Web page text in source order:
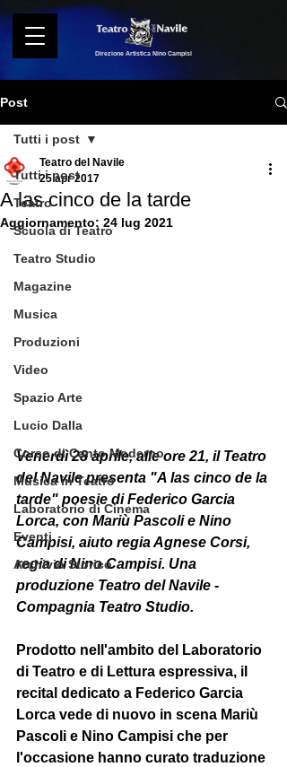
Direzione Artistica Nino Campisi
Post
Tutti i post
Teatro
Scuola di Teatro
Teatro Studio
Magazine
Musica
Produzioni
Video
Spazio Arte
Lucio Dalla
Corso di Canto Moderno
Musica in Teatro
Laboratorio di Cinema
Eventi
Archivio Storico
Tutti i post
A las cinco de la tarde
Teatro del Navile
25 apr 2017
Aggiornamento: 24 lug 2021
Venerdì 28 aprile, alle ore 21, il Teatro
del Navile presenta "A las cinco de la
tarde" poesie di Federico Garcia
Lorca, con Mariù Pascoli e Nino
Campisi, aiuto regia Agnese Corsi,
regia di Nino Campisi. Una
produzione Teatro del Navile -
Compagnia Teatro Studio.
Prodotto nell'ambito del Laboratorio
di Teatro e di Lettura espressiva, il
recital dedicato a Federico Garcia
Lorca vede di nuovo in scena Mariù
Pascoli e Nino Campisi che per
l'occasione hanno curato traduzione